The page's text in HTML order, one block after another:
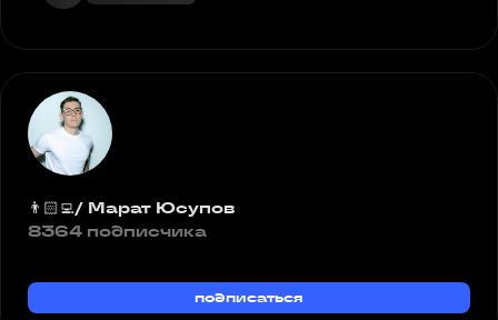
👨🏻‍💻/ Марат Юсупов
8364 подписчика
подписаться